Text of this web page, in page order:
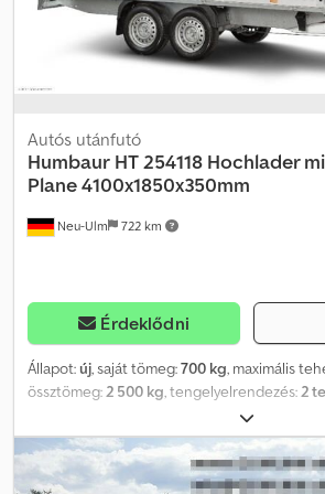
Neu-Ulm 722 km
Autós utánfutó
Humbaur HT 254118 Hochlader
Plane 4100x1850x350mm
Érdeklődni
Állapot:új, saját tömeg:700 kg, maximális
össztömeg: 2 500 kg , tengelyelrendezés: 2
1 850 mm
mm, rakodótér térfogata:15,6 m³, szín:
2 800 mm
, munkaszélesség:1 913 mm,
Felnyitható platós pótkocsi HT 254118